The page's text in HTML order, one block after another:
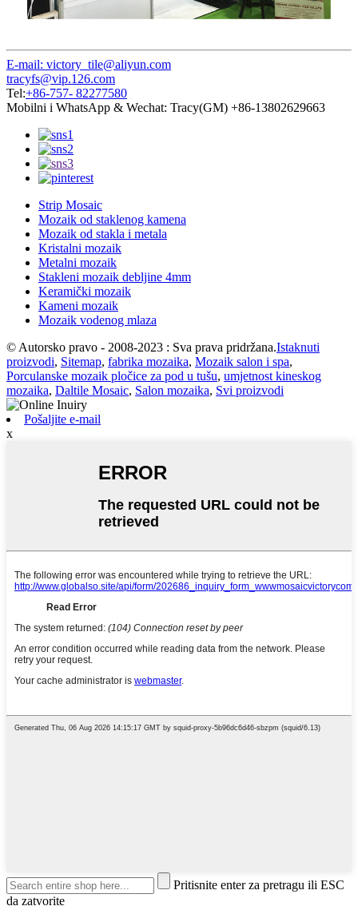
E-mail: victory_tile@aliyun.com
tracyfs@vip.126.com
Tel:+86-757- 82277580
Mobilni i WhatsApp & Wechat: Tracy(GM) +86-13802629663
Strip Mosaic
Mozaik od staklenog kamena
Mozaik od stakla i metala
Kristalni mozaik
Metalni mozaik
Stakleni mozaik debljine 4mm
Keramički mozaik
Kameni mozaik
Mozaik vodenog mlaza
© Autorsko pravo - 2008-2023 : Sva prava pridržana.Istaknuti
proizvodi, Sitemap, fabrika mozaika, Mozaik salon i spa,
Porculanske mozaik pločice za pod u tušu, umjetnost kineskog
mozaika, Daltile Mosaic, Salon mozaika, Svi proizvodi
Pošaljite e-mail
x
Pritisnite enter za pretragu ili ESC
da zatvorite